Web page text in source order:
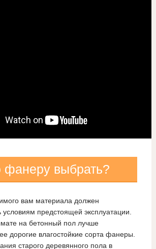
фанеру выбрать?
вам материала должен
условиям предстоящей эксплуатации.
на бетонный пол лучше
дорогие влагостойкие сорта фанеры.
старого деревянного пола в